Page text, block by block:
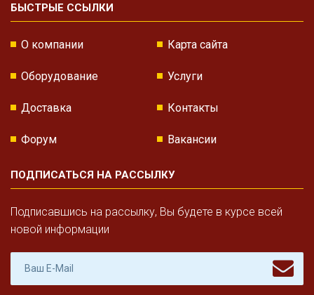
БЫСТРЫЕ ССЫЛКИ
О компании Карта сайта
Оборудование Услуги
Доставка Контакты
Форум Вакансии
ПОДПИСАТЬСЯ НА РАССЫЛКУ
Подписавшись на рассылку, Вы будете в курсе всей
новой информации